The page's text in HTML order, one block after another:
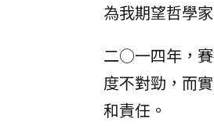
為我期望哲學
二○一四年，
度不對勁，而
和責任。